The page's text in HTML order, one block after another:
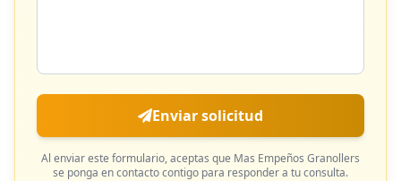
Enviar solicitud
Al enviar este formulario, aceptas que Mas Empeños Granollers
se ponga en contacto contigo para responder a tu consulta.